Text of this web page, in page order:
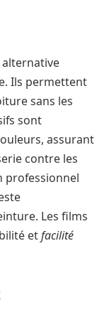
Ils permettent
sans les
sont
assurant
contre les
professionnel
Les films
etfacilité